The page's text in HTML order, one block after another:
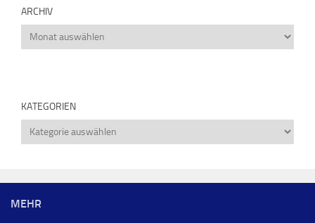
ARCHIV
Archiv
KATEGORIEN
Kategorien
MEHR